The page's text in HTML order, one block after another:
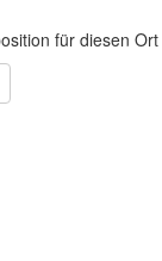
für diesen